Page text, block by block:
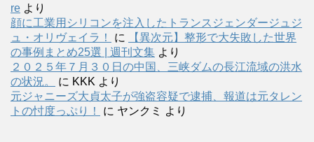
re より
顔に工業用シリコンを注入したトランスジェンダージュジ
ュ・オリヴェイラ！
に
【異次元】整形で大失敗した世界
の事例まとめ25選 | 週刊文集 より
２０２５年７月３０日の中国、三峡ダムの長江流域の洪水
の状況。
に KKK より
元ジャニーズ大貞太子が強盗容疑で逮捕、報道は元タレン
トの忖度っぷり！
に ヤンクミ より